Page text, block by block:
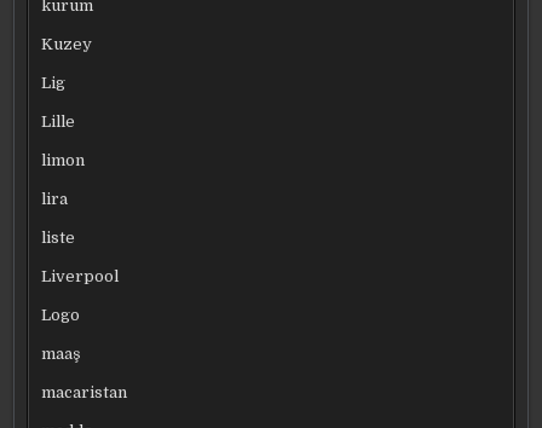
kurum
Kuzey
Lig
Lille
limon
lira
liste
Liverpool
Logo
maaş
macaristan